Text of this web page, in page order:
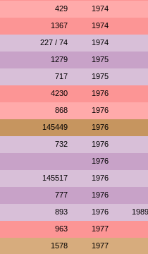
429 1974
1367 1974
227 / 74 1974
1279 1975
717 1975
4230 1976
868 1976
145449 1976
732 1976
1976
145517 1976
777 1976
893 1976 1989
963 1977
1578 1977